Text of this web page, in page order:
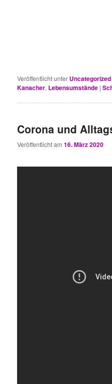
Veröffentlicht unter Uncategorized
Kanacher, Lebensumstände |
Corona und
Veröffentlicht am16. März 2020